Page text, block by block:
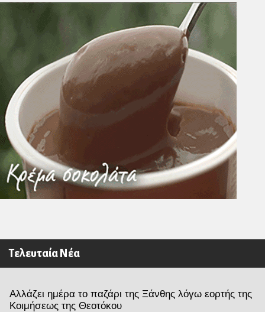
Τελευταία Νέα
Αλλάζει ημέρα το παζάρι της Ξάνθης λόγω εορτής της
Κοιμήσεως της Θεοτόκου